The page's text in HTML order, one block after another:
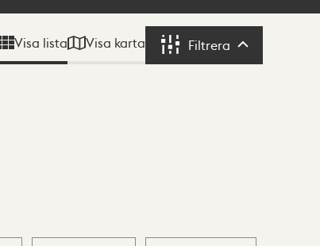
Visa lista Visa karta Filtrera Filtrera